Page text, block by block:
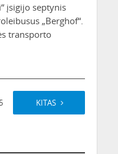
įsigijo septynis
„Berghof“.
transporto
27
KITAS